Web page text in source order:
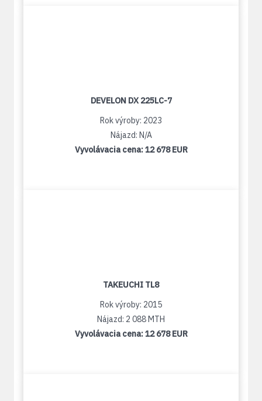
DEVELON DX 225LC-7
Rok výroby: 2023
Nájazd: N/A
Vyvolávacia cena:12 678 EUR
TAKEUCHI TL8
Rok výroby: 2015
Nájazd: 2 088 MTH
Vyvolávacia cena:12 678 EUR